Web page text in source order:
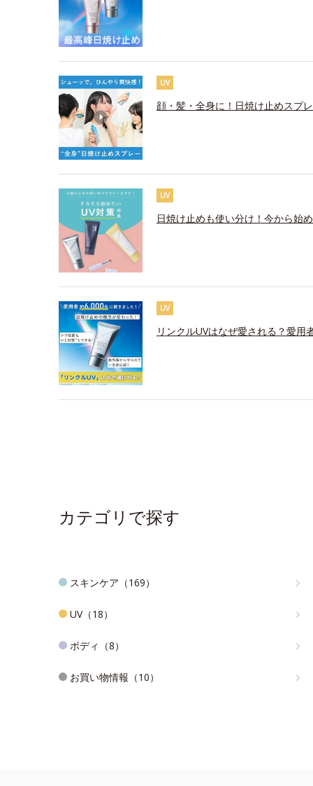
UV
顔・髪・全身に！日焼け止めスプ
UV
日焼け止めも使い分け！今から始
UV
リンクルUVはなぜ愛される？愛
カテゴリで探す
スキンケア（169）
UV（18）
ボディ（8）
お買い物情報（10）